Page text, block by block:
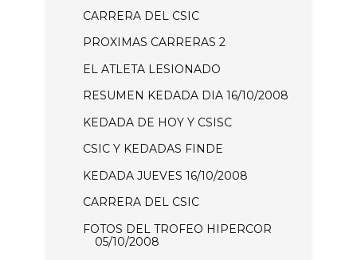
CARRERA DEL CSIC
PROXIMAS CARRERAS 2
EL ATLETA LESIONADO
RESUMEN KEDADA DIA 16/10/2008
KEDADA DE HOY Y CSISC
CSIC Y KEDADAS FINDE
KEDADA JUEVES 16/10/2008
CARRERA DEL CSIC
FOTOS DEL TROFEO HIPERCOR
05/10/2008